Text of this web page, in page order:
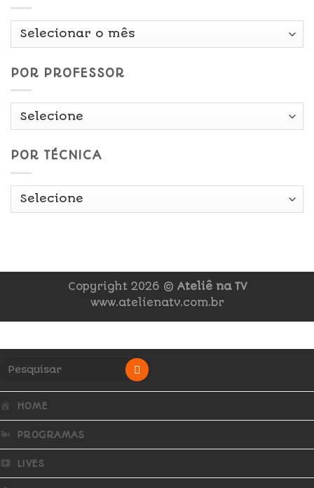
Por
POR PROFESSOR
POR TÉCNICA
Copyright 2026 © Ateliê na TV
www.atelienatv.com.br
HOME
PROGRAMAS
LIVES